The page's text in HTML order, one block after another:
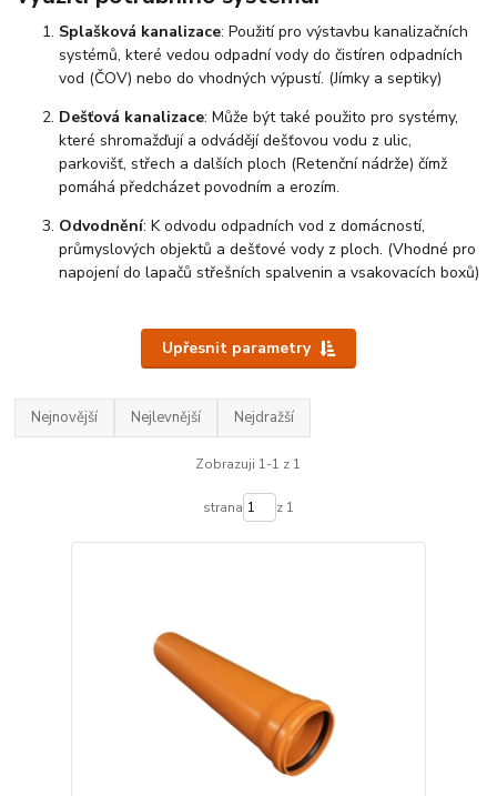
Splašková kanalizace: Použití pro výstavbu kanalizačních
systémů, které vedou odpadní vody do čistíren odpadních
vod (ČOV) nebo do vhodných výpustí. (Jímky a septiky)
Dešťová kanalizace: Může být také použito pro systémy,
které shromažďují a odvádějí dešťovou vodu z ulic,
parkovišť, střech a dalších ploch (Retenční nádrže) čímž
pomáhá předcházet povodním a erozím.
Odvodnění: K odvodu odpadních vod z domácností,
průmyslových objektů a dešťové vody z ploch. (Vhodné pro
napojení do lapačů střešních spalvenin a vsakovacích boxů)
Upřesnit parametry
Nejnovější Nejlevnější Nejdražší
Zobrazuji 1-1 z 1
strana z 1